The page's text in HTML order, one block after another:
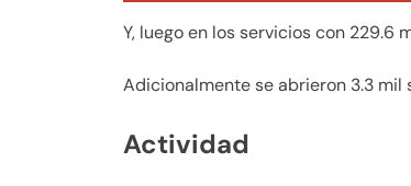
Y, luego en los servicios con 229.6
Adicionalmente se abrieron 3.3 mil
Actividad